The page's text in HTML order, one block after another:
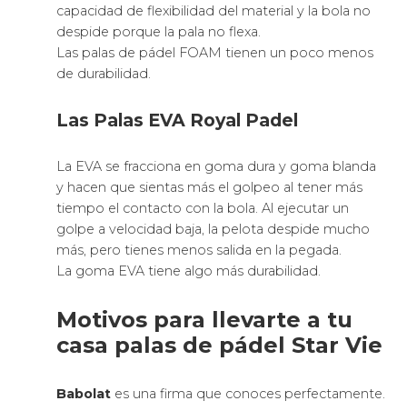
capacidad de flexibilidad del material y la bola no
despide porque la pala no flexa.
Las palas de pádel FOAM tienen un poco menos
de durabilidad.
Las Palas EVA Royal Padel
La EVA se fracciona en goma dura y goma blanda
y hacen que sientas más el golpeo al tener más
tiempo el contacto con la bola. Al ejecutar un
golpe a velocidad baja, la pelota despide mucho
más, pero tienes menos salida en la pegada.
La goma EVA tiene algo más durabilidad.
Motivos para llevarte a tu
casa palas de pádel Star Vie
Babolat es una firma que conoces perfectamente.